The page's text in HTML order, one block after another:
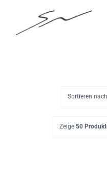
content
Sortieren nach
Zeige 50